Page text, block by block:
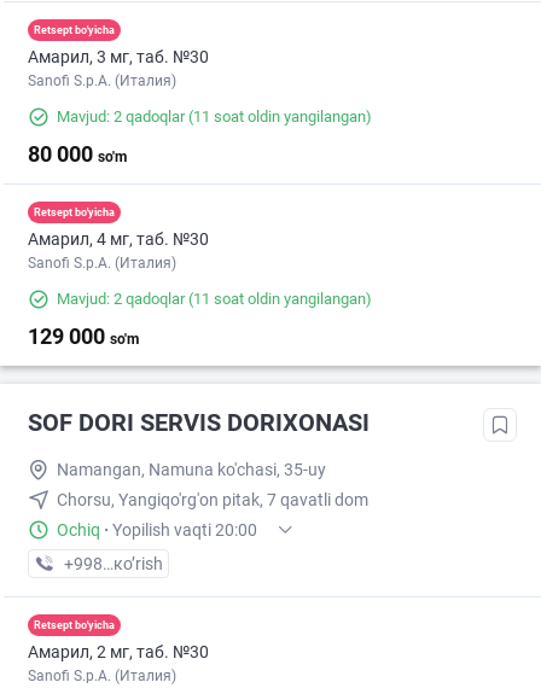
Retsept bo'yicha
Амарил, 3 мг, таб. №30
Sanofi S.p.A. (Италия)
Mavjud: 2 qadoqlar(11 soat oldin yangilangan)
80 000 so'm
Retsept bo'yicha
Амарил, 4 мг, таб. №30
Sanofi S.p.A. (Италия)
Mavjud: 2 qadoqlar(11 soat oldin yangilangan)
129 000 so'm
SOF DORI SERVIS DORIXONASI
Namangan, Namuna ko'chasi, 35-uy
Chorsu, Yangiqo'rg'on pitak, 7 qavatli dom
Ochiq · Yopilish vaqti 20:00
+998 (91) XXX-XX-XX
кo’rish
Retsept bo'yicha
Амарил, 2 мг, таб. №30
Sanofi S.p.A. (Италия)